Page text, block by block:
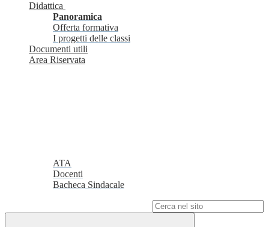
Didattica
Panoramica
Offerta formativa
I progetti delle classi
Documenti utili
Area Riservata
ATA
Docenti
Bacheca Sindacale